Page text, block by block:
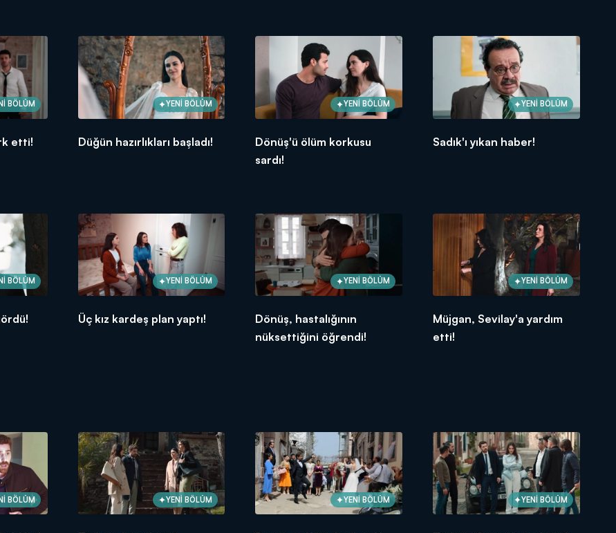
BÖLÜM
etti!
YENİ BÖLÜM
Düğün hazırlıkları başladı!
YENİ BÖLÜM
Dönüş'ü ölüm korkusu
sardı!
YENİ BÖLÜM
Sadık'ı yıkan haber!
BÖLÜM YENİ BÖLÜM
Üç kız kardeş plan yaptı!
YENİ BÖLÜM
Dönüş, hastalığının
nüksettiğini öğrendi!
YENİ BÖLÜM
Müjgan, Sevilay'a yardım
etti!
BÖLÜM YENİ BÖLÜM YENİ BÖLÜM YENİ BÖLÜM